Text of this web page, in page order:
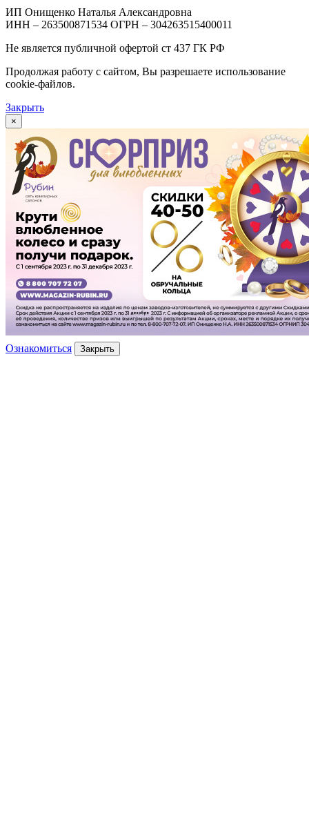
ИП Онищенко Наталья Александровна
ИНН – 263500871534 ОГРН – 304263515400011
Не является публичной офертой ст 437 ГК РФ
Продолжая работу с сайтом, Вы разрешаете использование
cookie-файлов.
Закрыть
×
Ознакомиться Закрыть